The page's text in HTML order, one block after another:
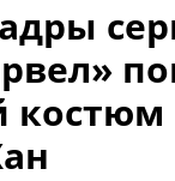
костюм